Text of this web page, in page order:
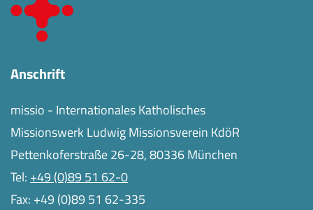
Anschrift
missio - Internationales Katholisches
Missionswerk Ludwig Missionsverein KdöR
Pettenkoferstraße 26-28, 80336 München
Tel: +49 (0)89 51 62-0
Fax: +49 (0)89 51 62-335